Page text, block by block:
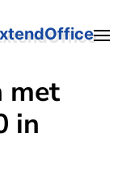
met
in